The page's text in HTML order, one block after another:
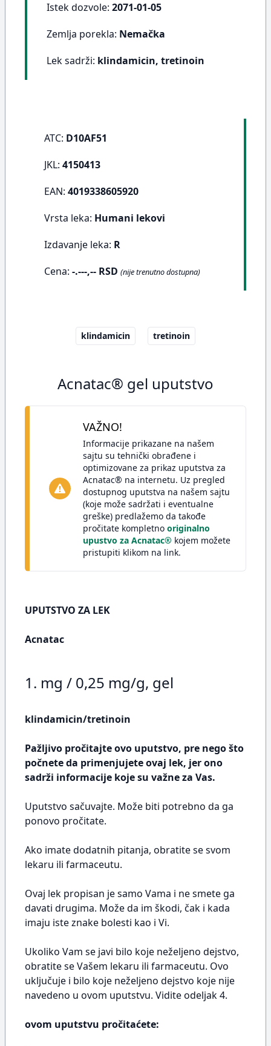
Istek dozvole: 2071-01-05
Zemlja porekla: Nemačka
Lek sadrži: klindamicin, tretinoin
ATC: D10AF51
JKL: 4150413
EAN: 4019338605920
Vrsta leka: Humani lekovi
Izdavanje leka: R
Cena: -.---,-- RSD (nije trenutno dostupna)
klindamicin tretinoin
Acnatac® gel uputstvo
VAŽNO!
Informacije prikazane na našem
sajtu su tehnički obrađene i
optimizovane za prikaz uputstva za
Acnatac® na internetu. Uz pregled
dostupnog uputstva na našem sajtu
(koje može sadržati i eventualne
greške) predlažemo da takođe
pročitate kompletno originalno
upustvo za Acnatac® kojem možete
pristupiti klikom na link.
UPUTSTVO ZA LEK
Acnatac
1. mg / 0,25 mg/g, gel
klindamicin/tretinoin
Pažljivo pročitajte ovo uputstvo, pre nego što
počnete da primenjujete ovaj lek, jer ono
sadrži informacije koje su važne za Vas.
Uputstvo sačuvajte. Može biti potrebno da ga
ponovo pročitate.
Ako imate dodatnih pitanja, obratite se svom
lekaru ili farmaceutu.
Ovaj lek propisan je samo Vama i ne smete ga
davati drugima. Može da im škodi, čak i kada
imaju iste znake bolesti kao i Vi.
Ukoliko Vam se javi bilo koje neželjeno dejstvo,
obratite se Vašem lekaru ili farmaceutu. Ovo
uključuje i bilo koje neželjeno dejstvo koje nije
navedeno u ovom uputstvu. Vidite odeljak 4.
ovom uputstvu pročitaćete: